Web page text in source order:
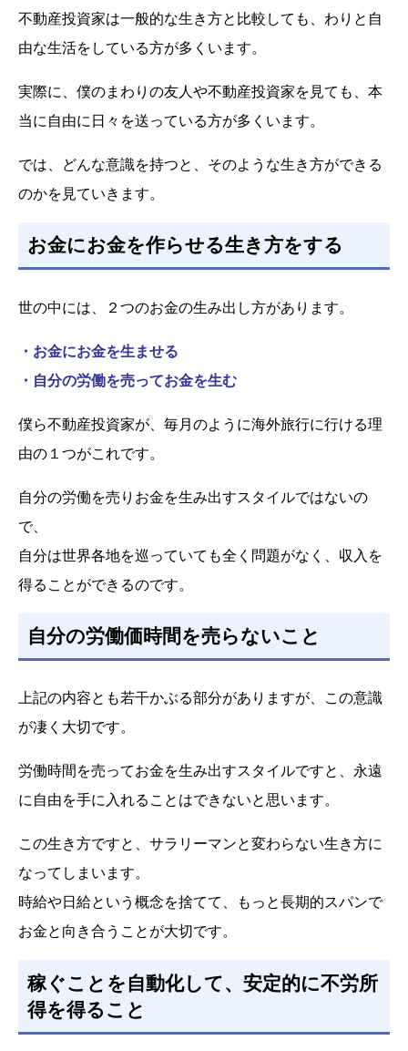
不動産投資家は一般的な生き方と比較しても、わりと自
由な生活をしている方が多くいます。
実際に、僕のまわりの友人や不動産投資家を見ても、本
当に自由に日々を送っている方が多くいます。
では、どんな意識を持つと、そのような生き方ができる
のかを見ていきます。
お金にお金を作らせる生き方をする
世の中には、２つのお金の生み出し方があります。
・お金にお金を生ませる
・自分の労働を売ってお金を生む
僕ら不動産投資家が、毎月のように海外旅行に行ける理
由の１つがこれです。
自分の労働を売りお金を生み出すスタイルではないの
で、
自分は世界各地を巡っていても全く問題がなく、収入を
得ることができるのです。
自分の労働価時間を売らないこと
上記の内容とも若干かぶる部分がありますが、この意識
が凄く大切です。
労働時間を売ってお金を生み出すスタイルですと、永遠
に自由を手に入れることはできないと思います。
この生き方ですと、サラリーマンと変わらない生き方に
なってしまいます。
時給や日給という概念を捨てて、もっと長期的スパンで
お金と向き合うことが大切です。
稼ぐことを自動化して、安定的に不労所
得を得ること